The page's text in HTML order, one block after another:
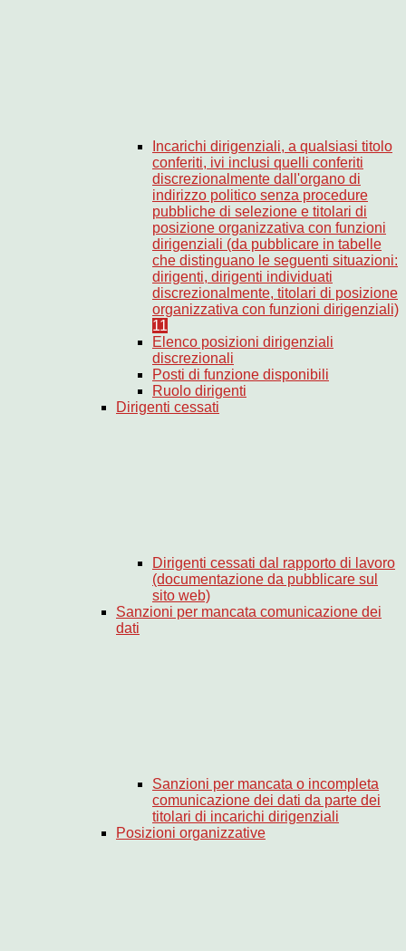
Incarichi dirigenziali, a qualsiasi titolo
conferiti, ivi inclusi quelli conferiti
discrezionalmente dall'organo di
indirizzo politico senza procedure
pubbliche di selezione e titolari di
posizione organizzativa con funzioni
dirigenziali (da pubblicare in tabelle
che distinguano le seguenti situazioni:
dirigenti, dirigenti individuati
discrezionalmente, titolari di posizione
organizzativa con funzioni dirigenziali)
11
Elenco posizioni dirigenziali
discrezionali
Posti di funzione disponibili
Ruolo dirigenti
Dirigenti cessati
Dirigenti cessati dal rapporto di lavoro
(documentazione da pubblicare sul
sito web)
Sanzioni per mancata comunicazione dei
dati
Sanzioni per mancata o incompleta
comunicazione dei dati da parte dei
titolari di incarichi dirigenziali
Posizioni organizzative